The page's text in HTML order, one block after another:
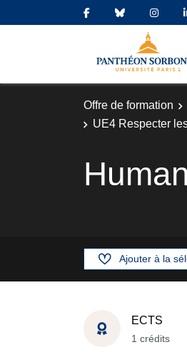
Offre de formation
UE4 Respecter
Ajouter à la
ECTS
1 crédits